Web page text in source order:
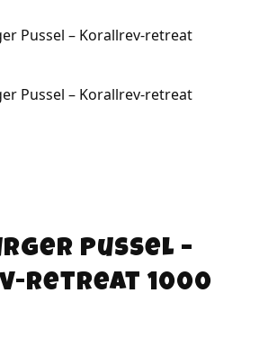
Pussel –
retreat 1000